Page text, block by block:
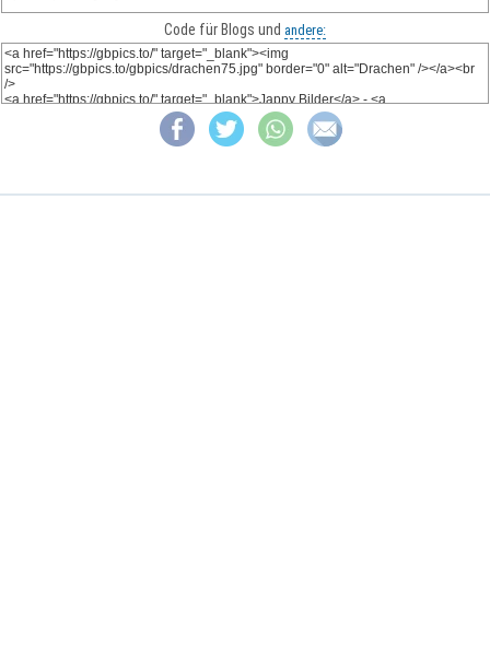
Code für Blogs und andere: